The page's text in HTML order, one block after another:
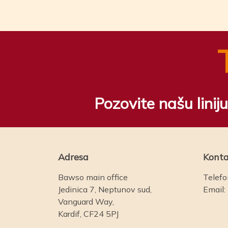
Pozovite našu
Adresa
Bawso main office
Jedinica 7, Neptunov sud,
Vanguard Way,
Kardif, CF24 5PJ
Email: